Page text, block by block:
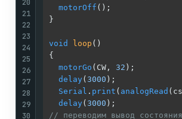
21
22
23
24
25
26
27
28
29
30
motorOff ();
}
void loop ()
{
motorGo (CW, 32
delay( 3000
Serial . print ( analogRead
delay( 3000
// переводим вывод